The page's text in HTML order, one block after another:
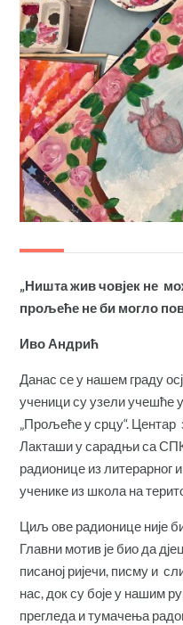
„Ништа жив човјек не
прољеће не би могло
Иво Андрић
Данас се у нашем граду
ученици су узели учешће
„Прољеће у срцу“. Центар
Лакташи у сарадњи са
радионице из литерарног
ученике из школа на
Циљ ове радионице није
Главни мотив је био да
писаној ријечи, писму и
нас, док су боје у нашим
прегледа и тумачења